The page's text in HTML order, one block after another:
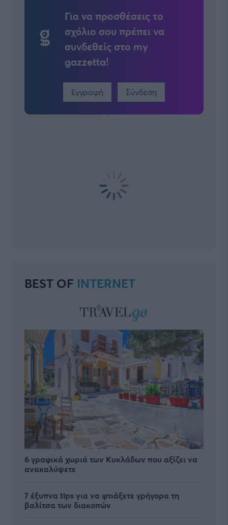
Για να προσθέσεις το
σχόλιο σου πρέπει να
συνδεθείς στο my
gazzetta!
Εγγραφή Σύνδεση
BEST OF INTERNET
6 γραφικά χωριά των Κυκλάδων που αξίζει να
ανακαλύψετε
7 έξυπνα tips για να φτιάξετε γρήγορα τη
βαλίτσα των διακοπών